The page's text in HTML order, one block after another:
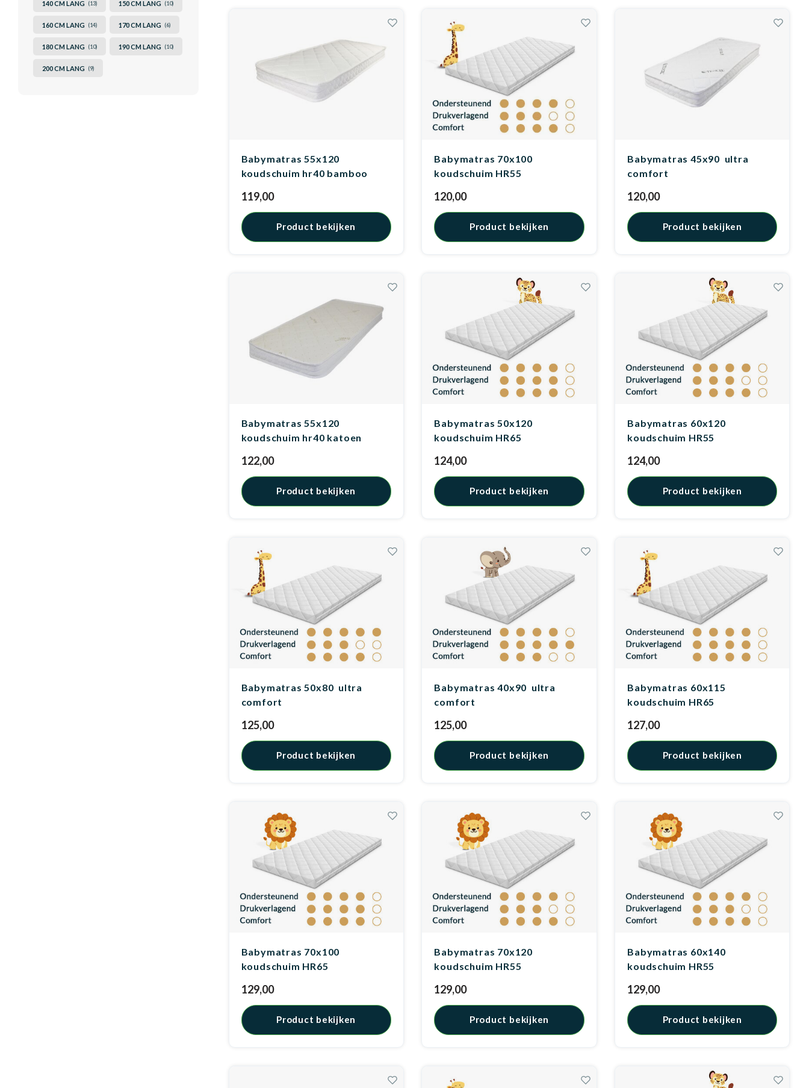
140 CM LANG (13) 150 CM LANG (10)
160 CM LANG (14) 170 CM LANG (6)
180 CM LANG (10) 190 CM LANG (10)
200 CM LANG (9)
Babymatras 55x120
koudschuim hr40 bamboo
119,00
Product bekijken
Babymatras 70x100
koudschuim HR55
120,00
Product bekijken
Babymatras 45x90 ultra
comfort
120,00
Product bekijken
Babymatras 55x120
koudschuim hr40 katoen
122,00
Product bekijken
Babymatras 50x120
koudschuim HR65
124,00
Product bekijken
Babymatras 60x120
koudschuim HR55
124,00
Product bekijken
Babymatras 50x80 ultra
comfort
125,00
Product bekijken
Babymatras 40x90 ultra
comfort
125,00
Product bekijken
Babymatras 60x115
koudschuim HR65
127,00
Product bekijken
Babymatras 70x100
koudschuim HR65
129,00
Product bekijken
Babymatras 70x120
koudschuim HR55
129,00
Product bekijken
Babymatras 60x140
koudschuim HR55
129,00
Product bekijken